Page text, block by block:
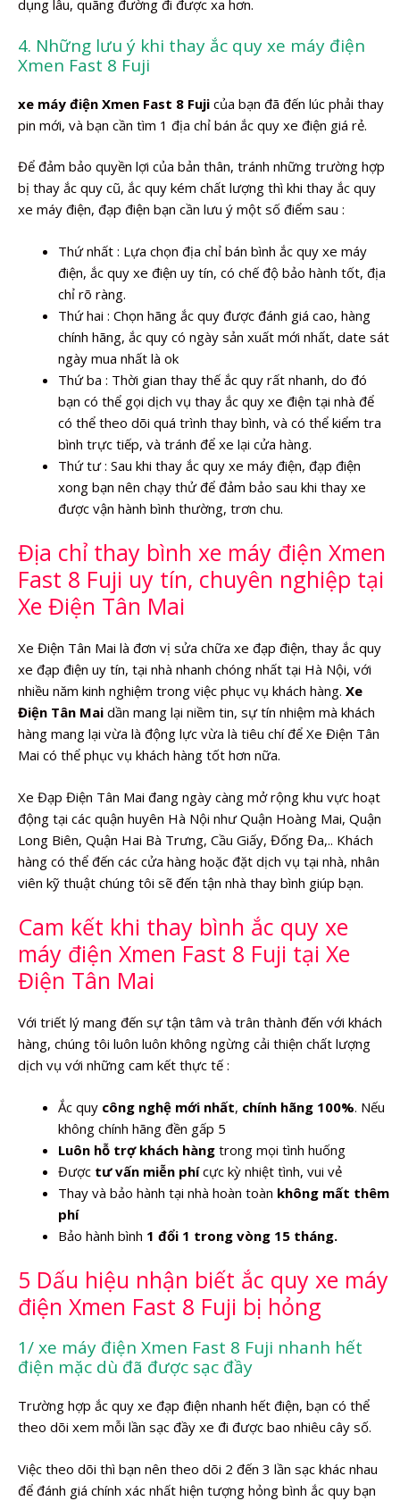
dụng lâu, quãng đường đi được xa hơn.
4. Những lưu ý khi thay ắc quy xe máy điện
Xmen Fast 8 Fuji
xe máy điện Xmen Fast 8 Fuji của bạn đã đến lúc phải thay
pin mới, và bạn cần tìm 1 địa chỉ bán ắc quy xe điện giá rẻ.
Để đảm bảo quyền lợi của bản thân, tránh những trường hợp
bị thay ắc quy cũ, ắc quy kém chất lượng thì khi thay ắc quy
xe máy điện, đạp điện bạn cần lưu ý một số điểm sau :
Thứ nhất : Lựa chọn địa chỉ bán bình ắc quy xe máy
điện, ắc quy xe điện uy tín, có chế độ bảo hành tốt, địa
chỉ rõ ràng.
Thứ hai : Chọn hãng ắc quy được đánh giá cao, hàng
chính hãng, ắc quy có ngày sản xuất mới nhất, date sát
ngày mua nhất là ok
Thứ ba : Thời gian thay thế ắc quy rất nhanh, do đó
bạn có thể gọi dịch vụ thay ắc quy xe điện tại nhà để
có thể theo dõi quá trình thay bình, và có thể kiểm tra
bình trực tiếp, và tránh để xe lại cửa hàng.
Thứ tư : Sau khi thay ắc quy xe máy điện, đạp điện
xong bạn nên chạy thử để đảm bảo sau khi thay xe
được vận hành bình thường, trơn chu.
Địa chỉ thay bình xe máy điện Xmen
Fast 8 Fuji uy tín, chuyên nghiệp tại
Xe Điện Tân Mai
Xe Điện Tân Mai là đơn vị sửa chữa xe đạp điện, thay ắc quy
xe đạp điện uy tín, tại nhà nhanh chóng nhất tại Hà Nội, với
nhiều năm kinh nghiệm trong việc phục vụ khách hàng. Xe
Điện Tân Mai dần mang lại niềm tin, sự tín nhiệm mà khách
hàng mang lại vừa là động lực vừa là tiêu chí để Xe Điện Tân
Mai có thể phục vụ khách hàng tốt hơn nữa.
Xe Đạp Điện Tân Mai đang ngày càng mở rộng khu vực hoạt
động tại các quận huyên Hà Nội như Quận Hoàng Mai, Quận
Long Biên, Quận Hai Bà Trưng, Cầu Giấy, Đống Đa,.. Khách
hàng có thể đến các cửa hàng hoặc đặt dịch vụ tại nhà, nhân
viên kỹ thuật chúng tôi sẽ đến tận nhà thay bình giúp bạn.
Cam kết khi thay bình ắc quy xe
máy điện Xmen Fast 8 Fuji tại Xe
Điện Tân Mai
Với triết lý mang đến sự tận tâm và trân thành đến với khách
hàng, chúng tôi luôn luôn không ngừng cải thiện chất lượng
dịch vụ với những cam kết thực tế :
Ắc quy công nghệ mới nhất, chính hãng 100%. Nếu
không chính hãng đền gấp 5
Luôn hỗ trợ khách hàng trong mọi tình huống
Được tư vấn miễn phícực kỳ nhiệt tình, vui vẻ
Thay và bảo hành tại nhà hoàn toàn không mất thêm
phí
Bảo hành bình 1 đổi 1 trong vòng 15 tháng.
5 Dấu hiệu nhận biết ắc quy xe máy
điện Xmen Fast 8 Fuji bị hỏng
1/ xe máy điện Xmen Fast 8 Fuji nhanh hết
điện mặc dù đã được sạc đầy
Trường hợp ắc quy xe đạp điện nhanh hết điện, bạn có thể
theo dõi xem mỗi lần sạc đầy xe đi được bao nhiêu cây số.
Việc theo dõi thì bạn nên theo dõi 2 đến 3 lần sạc khác nhau
để đánh giá chính xác nhất hiện tượng hỏng bình ắc quy bạn